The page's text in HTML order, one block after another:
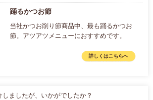
踊るかつお節
当社かつお削り節商品中、最も踊るかつお
節。アツアツメニューにおすすめです。
詳しくはこちらへ
ましたが、いかがでしたか？